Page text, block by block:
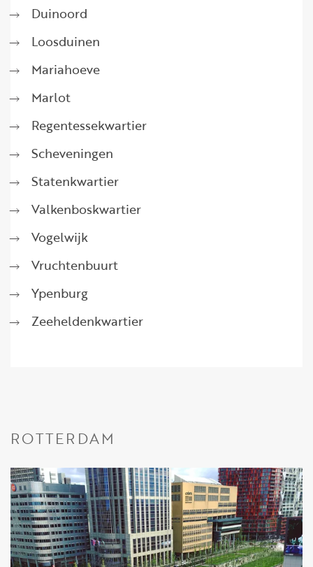
Duinoord
Loosduinen
Mariahoeve
Marlot
Regentessekwartier
Scheveningen
Statenkwartier
Valkenboskwartier
Vogelwijk
Vruchtenbuurt
Ypenburg
Zeeheldenkwartier
ROTTERDAM